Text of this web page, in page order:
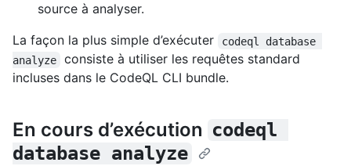
source à analyser.
La façon la plus simple d’exécuter
codeql database
analyze
consiste à utiliser les requêtes standard
incluses dans le CodeQL CLI bundle.
En cours d’exécution codeql
database analyze